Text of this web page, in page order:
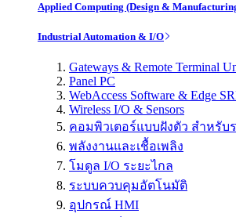
Applied Computing (Design &
Industrial Automation & I/O
Gateways & Remote Terminal
Panel PC
WebAccess Software & Edge
Wireless I/O & Sensors
คอมพิวเตอร์แบบฝังตัว สำหรับ
พลังงานและเชื้อเพลิง
โมดูล I/O ระยะไกล
ระบบควบคุมอัตโนมัติ
อุปกรณ์ HMI